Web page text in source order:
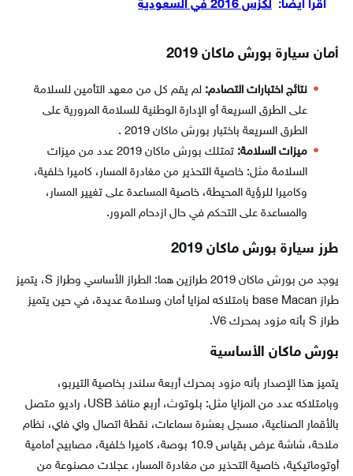
اقرأ أيضاً: لكزس 2016 في السعودية
أمان سيارة بورش ماكان 2019
نتائج اختبارات التصادم: لم يقم كل من معهد التأمين للسلامة
على الطرق السريعة أو الإدارة الوطنية للسلامة المرورية على
الطرق السريعة باختبار بورش ماكان 2019 .
ميزات السلامة:
تمتلك بورش ماكان 2019 عدد من ميزات
السلامة مثل: خاصية التحذير من مغادرة المسار، كاميرا خلفية،
وكاميرا للرؤية المحيطة، خاصية المساعدة على تغيير المسار،
والمساعدة على التحكم في حال ازدحام المرور.
طرز سيارة بورش ماكان 2019
يوجد من بورش ماكان 2019 طرازين هما: الطراز الأساسي وطراز S، يتميز
طراز base Macan بامتلاكه لمزايا أمان وسلامة عديدة، في حين يتميز
طراز S بأنه مزود بمحرك V6.
بورش ماكان الأساسية
يتميز هذا الإصدار بأنه مزود بمحرك أربعة سلندر بخاصية التيربو،
وبامتلاكه عدد من المزايا مثل: بلوتوث، أربع منافذ USB، راديو متصل
بالأقمار الصناعية، مسجل بعشرة سماعات، نقطة اتصال واي فاي، نظام
ملاحة، شاشة عرض بقياس 10.9 بوصة، كاميرا خلفية، مصابيح أمامية
أوتوماتيكية، خاصية التحذير من مغادرة المسار، عجلات مصنوعة من